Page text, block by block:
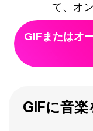
て、オ
GIFまたはオ
GIFに音楽